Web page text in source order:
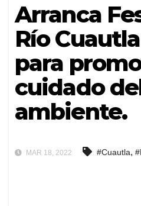
Arranca
Río
para
cuidado
ambiente.
MAR 18, 2022 #Cuautla,